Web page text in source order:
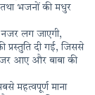
तथा भजनों की मधुर
नजर लग जाएगी,
प्रस्तुति दी गई, जिससे
आए और बाबा की
महत्वपूर्ण माना